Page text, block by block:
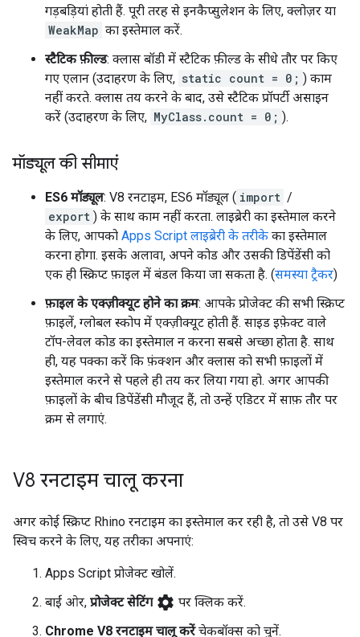
गड़बड़ियां होती हैं. पूरी तरह से इनकैप्सुलेशन के लिए, क्लोज़र या
WeakMap का इस्तेमाल करें.
स्टैटिक फ़ील्ड: क्लास बॉडी में स्टैटिक फ़ील्ड के सीधे तौर पर किए
गए एलान (उदाहरण के लिए, static count = 0; ) काम
नहीं करते. क्लास तय करने के बाद, उसे स्टैटिक प्रॉपर्टी असाइन
करें (उदाहरण के लिए, MyClass.count = 0; ).
मॉड्यूल की सीमाएं
ES6 मॉड्यूल: V8 रनटाइम, ES6 मॉड्यूल ( import /
export ) के साथ काम नहीं करता. लाइब्रेरी का इस्तेमाल करने
के लिए, आपको Apps Script लाइब्रेरी के तरीके का इस्तेमाल
करना होगा. इसके अलावा, अपने कोड और उसकी डिपेंडेंसी को
एक ही स्क्रिप्ट फ़ाइल में बंडल किया जा सकता है. (समस्या ट्रैकर)
फ़ाइल के एक्ज़ीक्यूट होने का क्रम: आपके प्रोजेक्ट की सभी स्क्रिप्ट
फ़ाइलें, ग्लोबल स्कोप में एक्ज़ीक्यूट होती हैं. साइड इफ़ेक्ट वाले
टॉप-लेवल कोड का इस्तेमाल न करना सबसे अच्छा होता है. साथ
ही, यह पक्का करें कि फ़ंक्शन और क्लास को सभी फ़ाइलों में
इस्तेमाल करने से पहले ही तय कर लिया गया हो. अगर आपकी
फ़ाइलों के बीच डिपेंडेंसी मौजूद हैं, तो उन्हें एडिटर में साफ़ तौर पर
क्रम से लगाएं.
V8 रनटाइम चालू करना
अगर कोई स्क्रिप्ट Rhino रनटाइम का इस्तेमाल कर रही है, तो उसे V8 पर
स्विच करने के लिए, यह तरीका अपनाएं:
Apps Script प्रोजेक्ट खोलें.
बाईं ओर, प्रोजेक्ट सेटिंग settings पर क्लिक करें.
Chrome V8 रनटाइम चालू करेंचेकबॉक्स को चुनें.